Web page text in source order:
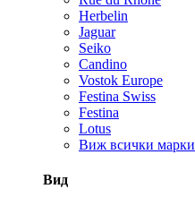
Herbelin
Jaguar
Seiko
Candino
Vostok Europe
Festina Swiss
Festina
Lotus
Виж всички марки
Вид